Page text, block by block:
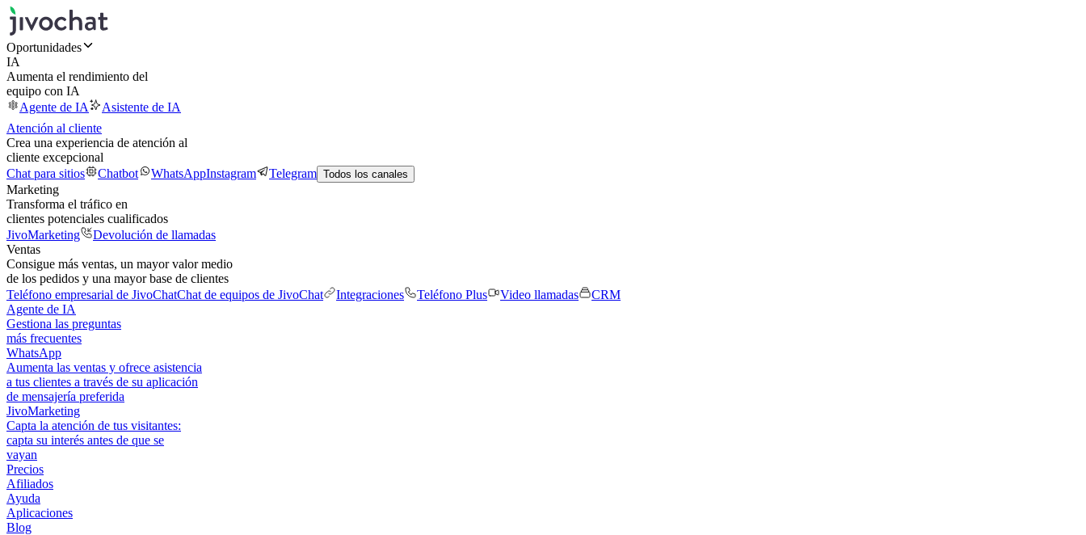
Oportunidades
IA
Aumenta el rendimiento del
equipo con IA
Agente de IA
Asistente de IA
Atención al cliente
Crea una experiencia de atención al
cliente excepcional
Chat para sitios
Chatbot WhatsAppInstagram Telegram Todos los canales
Marketing
Transforma el tráfico en
clientes potenciales cualificados
JivoMarketing
Devolución de llamadas
Ventas
Consigue más ventas, un mayor valor medio
de los pedidos y una mayor base de clientes
Teléfono empresarial de JivoChatChat de equipos de JivoChat Integraciones Teléfono Plus Video llamadas
CRM
Agente de IA
Gestiona las preguntas
más frecuentes
WhatsApp
Aumenta las ventas y ofrece asistencia
a tus clientes a través de su aplicación
de mensajería preferida
JivoMarketing
Capta la atención de tus visitantes:
capta su interés antes de que se
vayan
Precios
Afiliados
Ayuda
Aplicaciones
Blog